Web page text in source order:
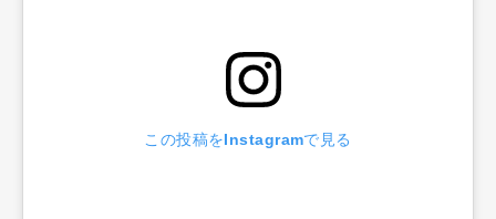
この投稿をInstagramで見る